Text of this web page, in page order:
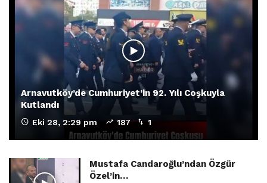
Arnavutköy’de Cumhuriyet’in 92. Yılı Coşkuyla
Kutlandı
Eki 28, 2:29 pm 187 1
Mustafa Candaroğlu’ndan Özgür
Özel’in…